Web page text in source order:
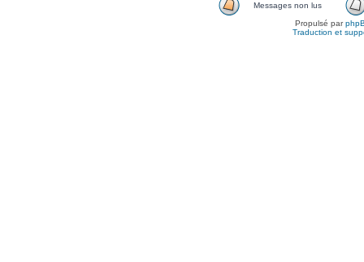
Messages non lus
Propulsé par
Traduction et